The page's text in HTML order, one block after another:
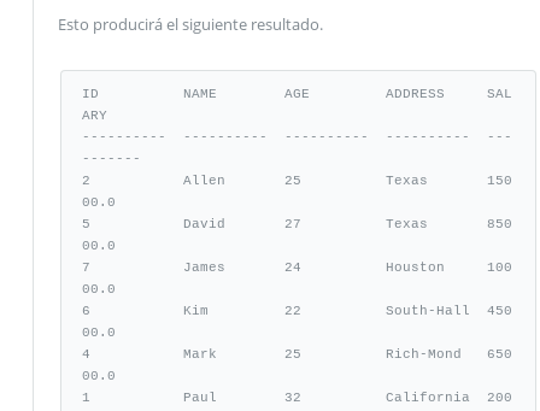
Esto producirá el siguiente resultado.
ID          NAME        AGE         ADDRESS     SAL
ARY
----------  ----------  ----------  ----------  ---
-------
2           Allen       25          Texas       150
00.0
5           David       27          Texas       850
00.0
7           James       24          Houston     100
00.0
6           Kim         22          South-Hall  450
00.0
4           Mark        25          Rich-Mond   650
00.0
1           Paul        32          California  200